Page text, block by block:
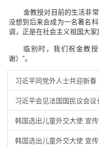
金教授对目前的生活非
没想到后来会成为一名著名
调，正是在社会主义祖国大家
临别时，我们祝金教
谢）”。
习近平同党外人士共迎新春
习近平会见法国国民议会议
韩国选出儿童外交大使 宣传
韩国选出儿童外交大使 宣传